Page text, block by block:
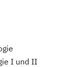
I und II